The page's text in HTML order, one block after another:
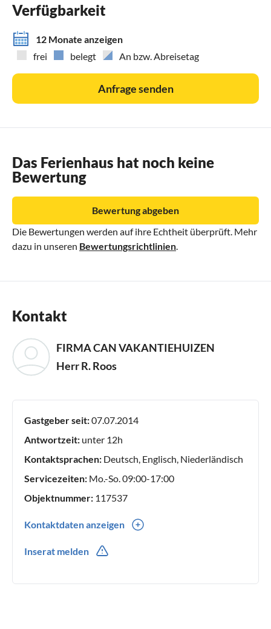
Verfügbarkeit
12 Monate anzeigen
frei
belegt An bzw. Abreisetag
Anfrage senden
Das Ferienhaus hat noch keine
Bewertung
Die Bewertungen werden auf ihre Echtheit überprüft. Mehr
dazu in unseren Bewertungsrichtlinien
Bewertung abgeben
Kontakt
FIRMA CAN VAKANTIEHUIZEN
Herr R. Roos
Gastgeber seit:07.07.2014
Antwortzeit: unter 12h
Kontaktsprachen: Deutsch, Englisch, Niederländisch
Servicezeiten: Mo.-So. 09:00-17:00
Objektnummer: 117537
Kontaktdaten anzeigen
Inserat melden